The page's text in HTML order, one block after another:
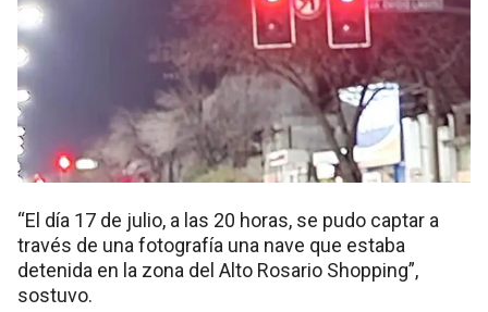
“El día 17 de julio, a las 20 horas, se pudo captar a
través de una fotografía una nave que estaba
detenida en la zona del Alto Rosario Shopping”,
sostuvo.